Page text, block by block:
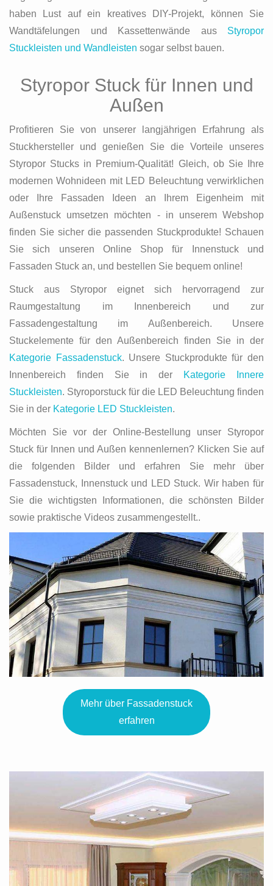
haben Lust auf ein kreatives DIY-Projekt, können Sie
Wandtäfelungen und Kassettenwände aus Styropor
Stuckleisten und Wandleisten sogar selbst bauen.
Styropor Stuck für Innen und
Außen
Profitieren Sie von unserer langjährigen Erfahrung als
Stuckhersteller und genießen Sie die Vorteile unseres
Styropor Stucks in Premium-Qualität! Gleich, ob Sie Ihre
modernen Wohnideen mit LED Beleuchtung verwirklichen
oder Ihre Fassaden Ideen an Ihrem Eigenheim mit
Außenstuck umsetzen möchten - in unserem Webshop
finden Sie sicher die passenden Stuckprodukte! Schauen
Sie sich unseren Online Shop für Innenstuck und
Fassaden Stuck an, und bestellen Sie bequem online!
Stuck aus Styropor eignet sich hervorragend zur
Raumgestaltung im Innenbereich und zur
Fassadengestaltung im Außenbereich. Unsere
Stuckelemente für den Außenbereich finden Sie in der
Kategorie Fassadenstuck. Unsere Stuckprodukte für den
Innenbereich finden Sie in der
Kategorie Innere
Stuckleisten. Styroporstuck für die LED Beleuchtung finden
Sie in der Kategorie LED Stuckleisten.
Möchten Sie vor der Online-Bestellung unser Styropor
Stuck für Innen und Außen kennenlernen? Klicken Sie auf
die folgenden Bilder und erfahren Sie mehr über
Fassadenstuck, Innenstuck und LED Stuck. Wir haben für
Sie die wichtigsten Informationen, die schönsten Bilder
sowie praktische Videos zusammengestellt..
Mehr über Fassadenstuck
erfahren